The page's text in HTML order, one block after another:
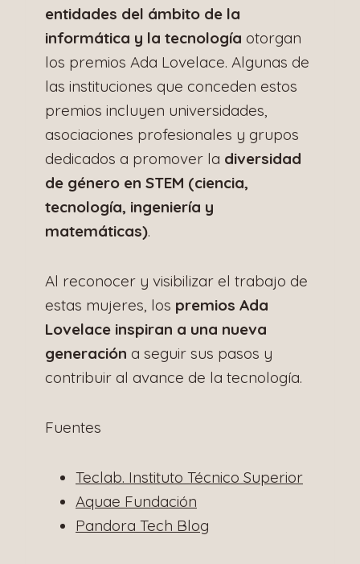
entidades del ámbito de la
informática y la tecnología otorgan
los premios Ada Lovelace. Algunas de
las instituciones que conceden estos
premios incluyen universidades,
asociaciones profesionales y grupos
dedicados a promover la diversidad
de género en STEM (ciencia,
tecnología, ingeniería y
matemáticas).
Al reconocer y visibilizar el trabajo de
estas mujeres, los premios Ada
Lovelace inspiran a una nueva
generación a seguir sus pasos y
contribuir al avance de la tecnología.
Fuentes
Teclab. Instituto Técnico Superior
Aquae Fundación
Pandora Tech Blog